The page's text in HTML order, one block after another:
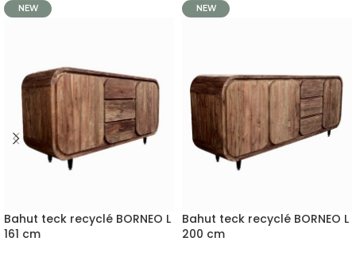
NEW
Bahut teck recyclé BORNEO L
161 cm
NEW
Bahut teck recyclé BORNEO L
200 cm